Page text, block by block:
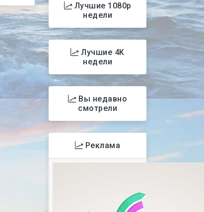
Лучшие 1080p
недели
Лучшие 4K
недели
Вы недавно
смотрели
Реклама